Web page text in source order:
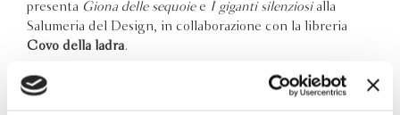
presenta Giona delle sequoie e I giganti silenziosialla
Salumeria del Design, in collaborazione con la libreria
Covo della ladra.
Poeta e scrittore, Tiziano Fratus incontra il pubblico per